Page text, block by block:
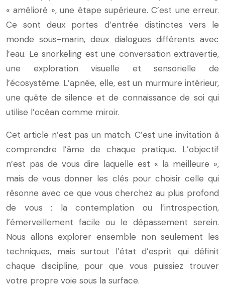
« amélioré », une étape supérieure. C’est une erreur.
Ce sont deux portes d’entrée distinctes vers le
monde sous-marin, deux dialogues différents avec
l’eau. Le snorkeling est une conversation extravertie,
une exploration visuelle et sensorielle de
l’écosystème. L’apnée, elle, est un murmure intérieur,
une quête de silence et de connaissance de soi qui
utilise l’océan comme miroir.
Cet article n’est pas un match. C’est une invitation à
comprendre l’âme de chaque pratique. L’objectif
n’est pas de vous dire laquelle est « la meilleure »,
mais de vous donner les clés pour choisir celle qui
résonne avec ce que vous cherchez au plus profond
de vous : la contemplation ou l’introspection,
l’émerveillement facile ou le dépassement serein.
Nous allons explorer ensemble non seulement les
techniques, mais surtout l’état d’esprit qui définit
chaque discipline, pour que vous puissiez trouver
votre propre voie sous la surface.